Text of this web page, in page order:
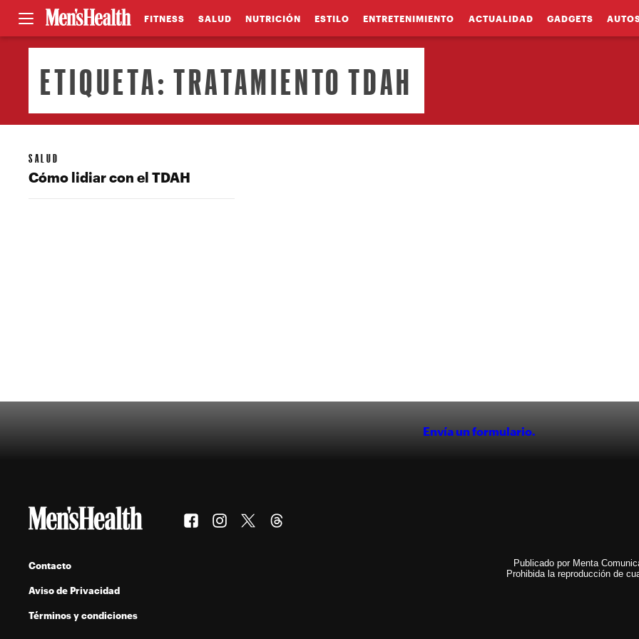
FITNESS SALUD NUTRICIÓN ESTILO ENTRETENIMIENTO ACTUALIDAD GADGETS
ETIQUETA:TRATAMIENTO TDAH
SALUD
Cómo lidiar con el TDAH
Envía un formulario.
Contacto
Aviso de Privacidad
Términos y condiciones
Publicado por Menta
Prohibida la reproducción de